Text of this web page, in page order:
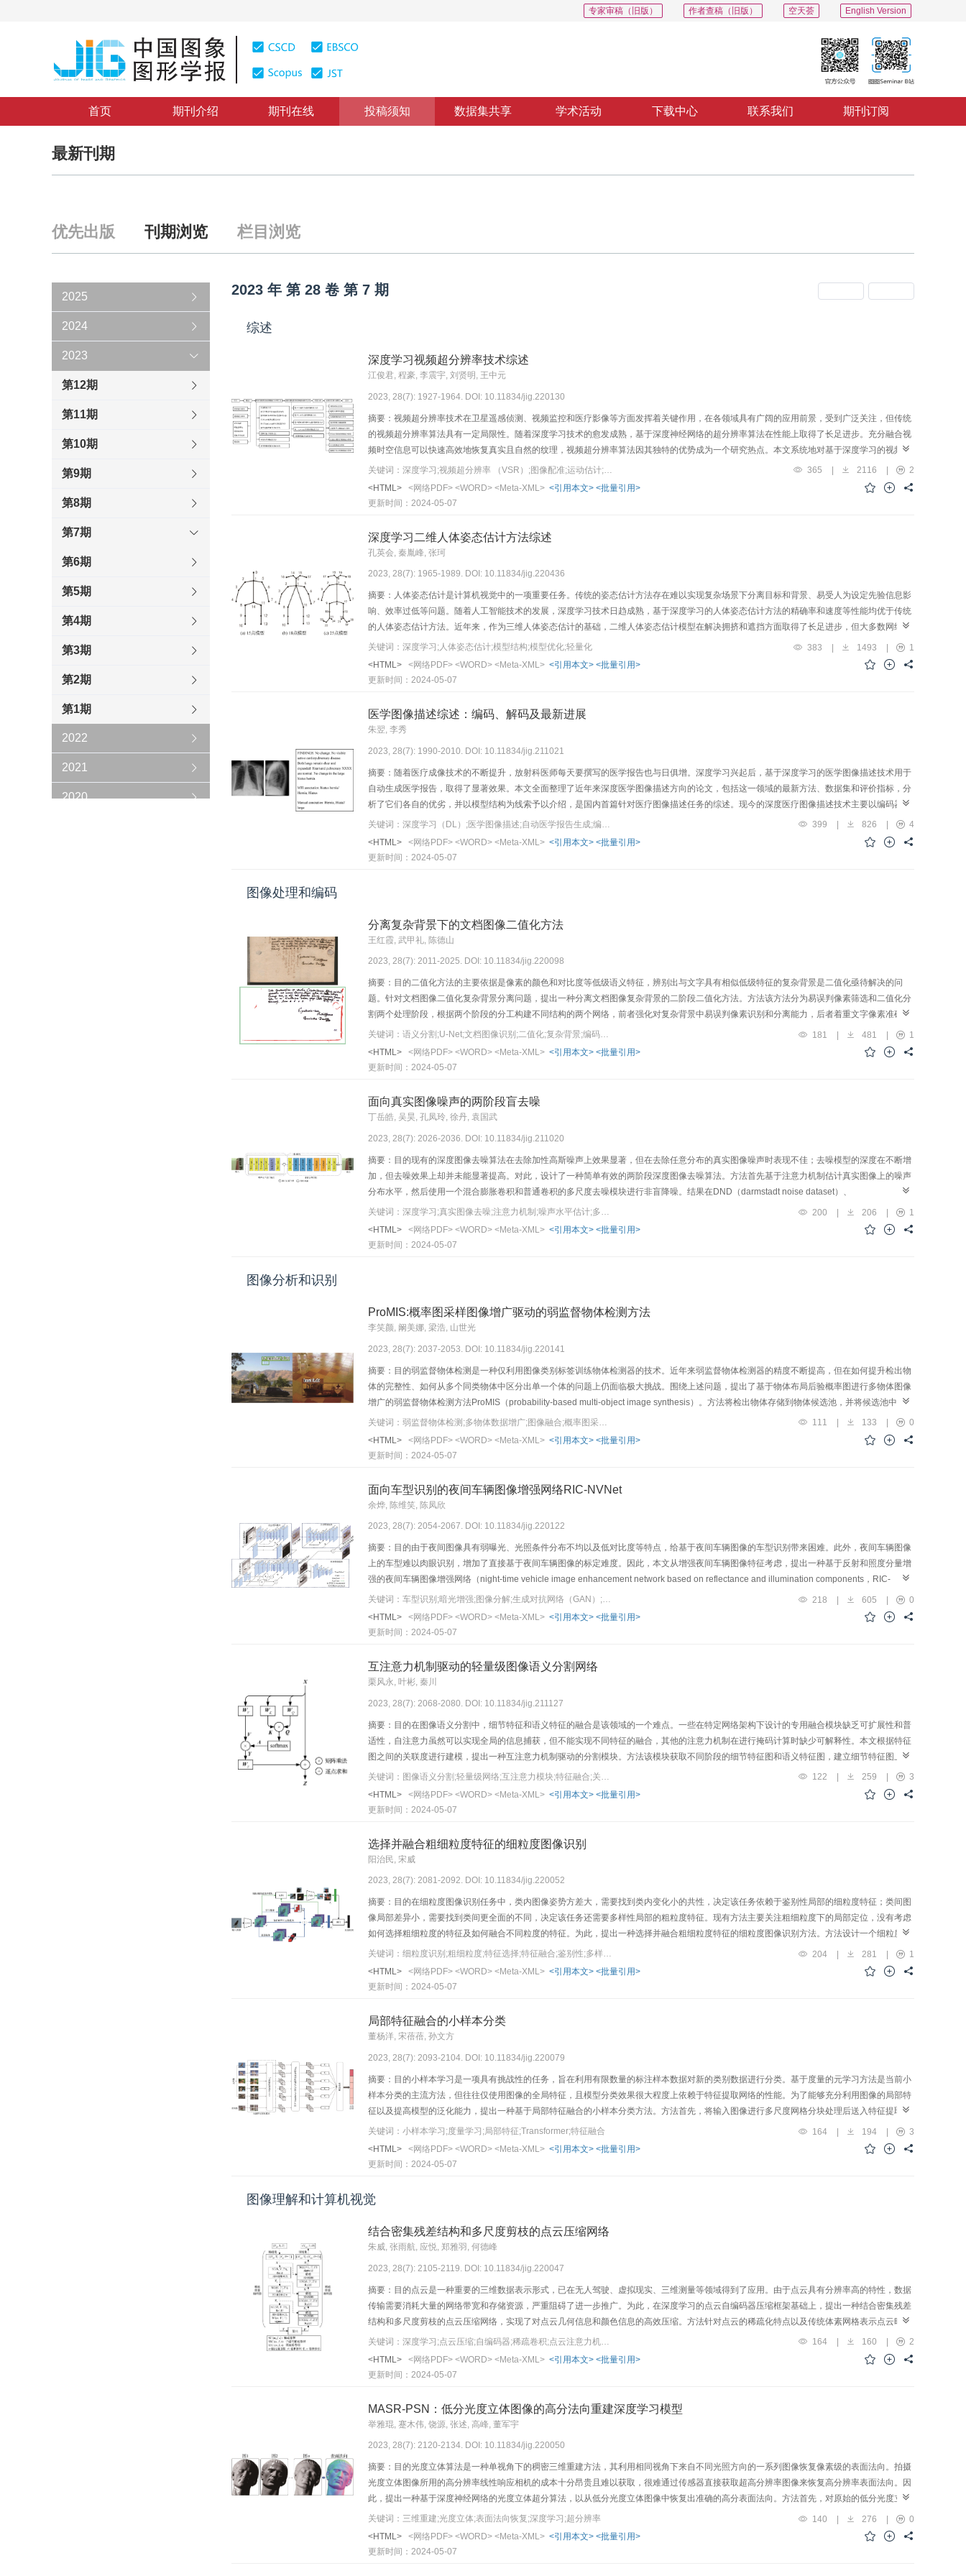
English Version
空天荟
作者查稿（旧版）
专家审稿（旧版）
首页 期刊介绍 期刊在线 投稿须知 数据集共享 学术活动 下载中心 联系我们 期刊订阅
最新刊期
优先出版 刊期浏览 栏目浏览
2025
2024
2023
第12期
第11期
第10期
第9期
第8期
第7期
第6期
第5期
第4期
第3期
第2期
第1期
2022
2021
2020
2023 年 第 28 卷 第 7 期
综述
深度学习视频超分辨率技术综述
江俊君, 程豪, 李震宇, 刘贤明, 王中元
2023, 28(7): 1927-1964. DOI: 10.11834/jig.220130
摘要：视频超分辨率技术在卫星遥感侦测、视频监控和医疗影像等方面发挥着关键作用，在各领域具有广阔的应用前景，受到广泛关注，但传统
的视频超分辨率算法具有一定局限性。随着深度学习技术的愈发成熟，基于深度神经网络的超分辨率算法在性能上取得了长足进步。充分融合视
频时空信息可以快速高效地恢复真实且自然的纹理，视频超分辨率算法因其独特的优势成为一个研究热点。本文系统地对基于深度学习的视频超
分辨率的研究进展进行详细综述，对基于深度学习的视频超分辨率技术的数据集和评价指标进行全面归纳，将现有视频超分辨率方法按研究思路
分成两大类，即基于图像配准的视频超分辨率方法和非图像配准的视频超分辨率方法，并进一步立足于深度卷积神经网络的模型结构、模型优化
历程和运动估计补偿的方法将视频超分辨率网络细分为10个子类，同时利用充足的实验数据对每种方法的核心思想以及网络结构的优缺点进行了
365 2116
2
<HTML>
<网络PDF> <WORD> <Meta-XML> <引用本文> <批量引用>
更新时间：2024-05-07
深度学习二维人体姿态估计方法综述
孔英会, 秦胤峰, 张珂
2023, 28(7): 1965-1989. DOI: 10.11834/jig.220436
摘要：人体姿态估计是计算机视觉中的一项重要任务。传统的姿态估计方法存在难以实现复杂场景下分离目标和背景、易受人为设定先验信息影
响、效率过低等问题。随着人工智能技术的发展，深度学习技术日趋成熟，基于深度学习的人体姿态估计方法的精确率和速度等性能均优于传统
的人体姿态估计方法。近年来，作为三维人体姿态估计的基础，二维人体姿态估计模型在解决拥挤和遮挡方面取得了长足进步，但大多数网络模
型采用的是层数过多的卷积神经网络（convolutional neural network，CNN）模型，对网络速度产生了很大影响。基于部署在边缘侧的实际应用
需求，二维人体姿态估计网络的轻量化成为研究热点，且具有潜在的创新应用价值。根据基于深度学习的二维人体姿态估计模型的发展历程和优
化趋势，可将其分为单人姿态估计、多人姿态估计以及轻量级人体姿态估计3类。本文对各类人体姿态估计采用的不同卷积神经网络模型进行总
DCNN）模型的结构设计越来越多元化，但是各类深度学习网络模型在处理人体姿态估计任务时，仍具有一定的局限性。本文对二维人体姿态估
计模型采用的技术方法及其存在的问题进行深入讨论，并给出了未来可能的研究方向。
关键词：深度学习;人体姿态估计;模型结构;模型优化;轻量化 383 | 1493 |
1
<HTML>
<网络PDF> <WORD> <Meta-XML> <引用本文> <批量引用>
更新时间：2024-05-07
医学图像描述综述：编码、解码及最新进展
朱翌, 李秀
2023, 28(7): 1990-2010. DOI: 10.11834/jig.211021
摘要：随着医疗成像技术的不断提升，放射科医师每天要撰写的医学报告也与日俱增。深度学习兴起后，基于深度学习的医学图像描述技术用于
自动生成医学报告，取得了显著效果。本文全面整理了近年来深度医学图像描述方向的论文，包括这一领域的最新方法、数据集和评价指标，分
析了它们各自的优劣，并以模型结构为线索予以介绍，是国内首篇针对医疗图像描述任务的综述。现今的深度医疗图像描述技术主要以编码器—
解码器结构为基础进行拓展，包括但不局限于加入检索方法、模板匹配方法、注意力机制、强化学习和知识图谱等方法。检索和模板匹配方法虽
然简单，但由于医学报告的特殊性仍在本任务上有不错的效果；注意力机制使模型产生报告时能关注图像和文本的某一部分，已经被几乎所有主
流模型所采用；强化学习方法突破了医疗图像描述任务中梯度下降训练法与离散的语言生成评价指标不匹配的瓶颈；知识图谱方法则融合了人类
关键词：深度学习（DL）;医学图像描述;自动医学报告生成;编码器—解码器;图像字幕 399 826
4
<HTML>
<网络PDF> <WORD> <Meta-XML> <引用本文> <批量引用>
更新时间：2024-05-07
图像处理和编码
分离复杂背景下的文档图像二值化方法
王红霞, 武甲礼, 陈德山
2023, 28(7): 2011-2025. DOI: 10.11834/jig.220098
摘要：目的二值化方法的主要依据是像素的颜色和对比度等低级语义特征，辨别出与文字具有相似低级特征的复杂背景是二值化亟待解决的问
题。针对文档图像二值化复杂背景分离问题，提出一种分离文档图像复杂背景的二阶段二值化方法。方法该方法分为易误判像素筛选和二值化分
割两个处理阶段，根据两个阶段的分工构建不同结构的两个网络，前者强化对复杂背景中易误判像素识别和分离能力，后者着重文字像素准确预
测，以此提升整个二值化方法在复杂背景图像上的处理效果；两个网络各司其职，可在压缩参数量的前提下出色完成各自任务，进一步提高网络
效率。同时，为了增强文字目标细节处理能力，提出一种非对称编码—解码结构，给出两种组合方式。结果实验在文本图像二值化比赛
（competition on document image binarization，DIBCO）的DIBCO2016、DIBCO2017以及DIBCO2018数据集上与其他方法进行比较，本文
DIBCO2016中FM分别为93.46%和92.13%，综合效果在所有方法中最好。实验结果表明，非对称编码—解码结构二值化分割的各项指标均有不
同程度的提升。结论提出的二阶段方法能够有效区分复杂背景，进一步提升二值化效果，并在DIBCO数据集上取得了优异成绩。开源代码网址为
关键词：语义分割;U-Net;文档图像识别;二值化;复杂背景;编码—解码结构;多阶段分割 181 481
1
<HTML>
<网络PDF> <WORD> <Meta-XML> <引用本文> <批量引用>
更新时间：2024-05-07
面向真实图像噪声的两阶段盲去噪
丁岳皓, 吴昊, 孔凤玲, 徐丹, 袁国武
2023, 28(7): 2026-2036. DOI: 10.11834/jig.211020
摘要：目的现有的深度图像去噪算法在去除加性高斯噪声上效果显著，但在去除任意分布的真实图像噪声时表现不佳；去噪模型的深度在不断增
加，但去噪效果上却并未能显著提高。对此，设计了一种简单有效的两阶段深度图像去噪算法。方法首先基于注意力机制估计真实图像上的噪声
分布水平，然后使用一个混合膨胀卷积和普通卷积的多尺度去噪模块进行非盲降噪。结果在DND（darmstadt noise dataset）、
SIDD（smartphone image denoising dataset）、Nam和PolyU（the Hong Kong Polytechnic University）等4个图像去噪领域常用数据集上进
行去噪实验，选择峰值信噪比（peak signal-to-noise ratio，PSNR）和结构相似性（structual similarity，SSIM）作为去噪效果的评价指标，得
到的平均PSNR值分别为39.23 dB，38.54 dB，40.45 dB，37.34 dB，并与几种传统去噪方法和基于深度学习的去噪方法进行比较。实验结果表
关键词：深度学习;真实图像去噪;注意力机制;噪声水平估计;多尺度模块 200 | 206 |
1
<HTML>
<网络PDF> <WORD> <Meta-XML> <引用本文> <批量引用>
更新时间：2024-05-07
图像分析和识别
ProMIS:概率图采样图像增广驱动的弱监督物体检测方法
李笑颜, 阚美娜, 梁浩, 山世光
2023, 28(7): 2037-2053. DOI: 10.11834/jig.220141
摘要：目的弱监督物体检测是一种仅利用图像类别标签训练物体检测器的技术。近年来弱监督物体检测器的精度不断提高，但在如何提升检出物
体的完整性、如何从多个同类物体中区分出单一个体的问题上仍面临极大挑战。围绕上述问题，提出了基于物体布局后验概率图进行多物体图像
增广的弱监督物体检测方法ProMIS（probability-based multi-object image synthesis）。方法将检出物体存储到物体候选池，并将候选池中的物
体插入到输入图像中，构造带有伪边界框标注的增广图像，进而利用增广后的图像训练弱监督物体检测器。该方法包含图像增广与弱监督物体检
测两个相互作用的模块。图像增广模块将候选池中的物体插入一幅输入图像，该过程通过后验概率的估计与采样对插入物体的类别、位置和尺度
进行约束，以保证增广图像的合理性；弱监督物体检测模块利用增广后的多物体图像、对应的类别标签、物体伪边界框标签训练物体检测器，并
时，本文方法仅使用基于增广边界框的检测分支产生检测结果。本文提出的增广策略和检测器的分支结构在不同弱监督物体检测器上均适用。结
果在Pascal VOC（pattern analysis， statistical modeling and computational learning visual object classes）2007和Pascal VOC 2012数据集
上，将该方法嵌入到多种现有的弱监督物体检测器中，平均精度均值（mean average precision，mAP）平均获得了2.9%和4.2%的提升。结论
本文证明了采用弱监督物体检测伪边界框标签生成的增广图像包含丰富信息，能够辅助弱监督检测器学习物体部件、整体以及多物体簇之间的区
别。
111 133
0
<HTML>
<网络PDF> <WORD> <Meta-XML> <引用本文> <批量引用>
更新时间：2024-05-07
面向车型识别的夜间车辆图像增强网络RIC-NVNet
余烨, 陈维笑, 陈凤欣
2023, 28(7): 2054-2067. DOI: 10.11834/jig.220122
摘要：目的由于夜间图像具有弱曝光、光照条件分布不均以及低对比度等特点，给基于夜间车辆图像的车型识别带来困难。此外，夜间车辆图像
上的车型难以肉眼识别，增加了直接基于夜间车辆图像的标定难度。因此，本文从增强夜间车辆图像特征考虑，提出一种基于反射和照度分量增
强的夜间车辆图像增强网络（night-time vehicle image enhancement network based on reflectance and illumination components，RIC-
NVNet），以增强具有区分性的特性，提高车型识别正确率。方法RIC-NVNet网络结构由3个模块组成，分别为信息提取模块、反射增强模块和
照度增强模块。在信息提取模块中，提出将原始车辆图像与其灰度处理图相结合作为网络输入，同时改进了照度分量的约束损失，提升了信息提
取网络的分量提取效果；在反射分量增强网络中，提出将颜色恢复损失和结构一致性损失相结合，以增强反射增强网络的颜色复原能力和降噪能
增强。结果在模拟夜间车辆图像数据集和真实夜间车辆图像数据集上开展实验，从主观评价来看，该网络能够提升图像整体的对比度，同时完成
强曝光区域和弱曝光区域的差异性增强。从客观评价分析，经过本文方法增强后，夜间车型的识别率提升了2%，峰值信噪比（peak signal to
车辆图像上的有效性，经过本文方法的增强，能够有效提升夜间车型的识别率，满足智能交通系统的需求。
关键词：车型识别;暗光增强;图像分解;生成对抗网络（GAN）;Retinex模型 218 | 605 |
0
<HTML>
<网络PDF> <WORD> <Meta-XML> <引用本文> <批量引用>
更新时间：2024-05-07
互注意力机制驱动的轻量级图像语义分割网络
栗风永, 叶彬, 秦川
2023, 28(7): 2068-2080. DOI: 10.11834/jig.211127
摘要：目的在图像语义分割中，细节特征和语义特征的融合是该领域的一个难点。一些在特定网络架构下设计的专用融合模块缺乏可扩展性和普
适性，自注意力虽然可以实现全局的信息捕获，但不能实现不同特征的融合，其他的注意力机制在进行掩码计算时缺少可解释性。本文根据特征
图之间的关联度进行建模，提出一种互注意力机制驱动的分割模块。方法该模块获取不同阶段的细节特征图和语义特征图，建立细节特征图上任
一点和语义特征图之间的关联模型，并在关联模型的指导下对语义特征图上的特征进行聚合，作为细节特征图上该特征点的补充，从而将语义特
征图上的信息融合到细节特征图上，并进一步采用相同的操作将细节特征图上的信息融合到语义特征图上，实现来自不同阶段特征图的相互融
合。结果选取5个语义分割模型进行实验，实验结果表明，在使用替换方式对BiSeNet V2（bilateral segmentation network）进行修改之后，浮
改后，所有网络的平均交并比全部得到了不同程度的提高。结论本文提出的互注意力模块可普遍提升模型的语义分割准确度，实现不同网络模型
的即插即用，具有较高的普适性。
关键词：图像语义分割;轻量级网络;互注意力模块;特征融合;关联模型 122 259
3
<HTML>
<网络PDF> <WORD> <Meta-XML> <引用本文> <批量引用>
更新时间：2024-05-07
选择并融合粗细粒度特征的细粒度图像识别
阳治民, 宋威
2023, 28(7): 2081-2092. DOI: 10.11834/jig.220052
摘要：目的在细粒度图像识别任务中，类内图像姿势方差大，需要找到类内变化小的共性，决定该任务依赖于鉴别性局部的细粒度特征；类间图
像局部差异小，需要找到类间更全面的不同，决定该任务还需要多样性局部的粗粒度特征。现有方法主要关注粗细粒度下的局部定位，没有考虑
如何选择粗细粒度的特征及如何融合不同粒度的特征。为此，提出一种选择并融合粗细粒度特征的细粒度图像识别方法。方法设计一个细粒度特
征选择模块，通过空间选择和通道选择来突出局部的细粒度鉴别性特征；构建一个粗粒度特征选择模块，基于细粒度模块选择后的局部，挖掘各
局部间的语义和位置关系，从而获得为细粒度局部提供补充信息的粗粒度多样性特征；融合这两个模块中提取到的细粒度特征和粗粒度特征，形
成互补的粗细粒度表示，以提高细粒度图像识别方法的准确性。结果在CUB-200-2011（caltech-UCSD birds-200-2011）、Stanford Cars和
90.3%、95.6%和94.8%，明显优于目前主流的细粒度图像识别方法，相较于对比方法中的最好结果，准确率相对提升0.7%、0.5%和1.4%。结
论提出的方法能够提取粗粒度和细粒度两种类型的视觉特征，同时保证特征的鉴别性和多样性，使细粒度图像识别的结果更加精准。
关键词：细粒度识别;粗细粒度;特征选择;特征融合;鉴别性;多样性 204 281
1
<HTML>
<网络PDF> <WORD> <Meta-XML> <引用本文> <批量引用>
更新时间：2024-05-07
局部特征融合的小样本分类
董杨洋, 宋蓓蓓, 孙文方
2023, 28(7): 2093-2104. DOI: 10.11834/jig.220079
摘要：目的小样本学习是一项具有挑战性的任务，旨在利用有限数量的标注样本数据对新的类别数据进行分类。基于度量的元学习方法是当前小
样本分类的主流方法，但往往仅使用图像的全局特征，且模型分类效果很大程度上依赖于特征提取网络的性能。为了能够充分利用图像的局部特
征以及提高模型的泛化能力，提出一种基于局部特征融合的小样本分类方法。方法首先，将输入图像进行多尺度网格分块处理后送入特征提取网
络以获得局部特征；其次，设计了一个基于Transformer架构的局部特征融合模块来得到包含全局信息的局部增强特征，以提高模型的泛化能
力；最后，以欧几里得距离为度量，计算查询集样本特征向量与支持集类原型之间的距离，实现分类。结果在小样本分类中常用的3个数据集上
与当前先进的方法进行比较，在5-way 1-shot和5-way 5-shot的设置下相对次优结果，所提方法在MiniImageNet数据集上的分类精度分别提高了
提取能力和泛化能力，使小样本分类结果更为准确。
关键词：小样本学习;度量学习;局部特征;Transformer;特征融合 164 | 194 |
3
<HTML>
<网络PDF> <WORD> <Meta-XML> <引用本文> <批量引用>
更新时间：2024-05-07
图像理解和计算机视觉
结合密集残差结构和多尺度剪枝的点云压缩网络
朱威, 张雨航, 应悦, 郑雅羽, 何德峰
2023, 28(7): 2105-2119. DOI: 10.11834/jig.220047
摘要：目的点云是一种重要的三维数据表示形式，已在无人驾驶、虚拟现实、三维测量等领域得到了应用。由于点云具有分辨率高的特性，数据
传输需要消耗大量的网络带宽和存储资源，严重阻碍了进一步推广。为此，在深度学习的点云自编码器压缩框架基础上，提出一种结合密集残差
结构和多尺度剪枝的点云压缩网络，实现了对点云几何信息和颜色信息的高效压缩。方法针对点云的稀疏化特点以及传统体素网格表示点云时分
辨率不足的问题，采用稀疏张量作为点云的表示方法，并使用稀疏卷积和子流形卷积取代常规卷积提取点云特征；为了捕获压缩过程中高维信息
的依赖性，将密集残差结构和通道注意力机制引入到点云特征提取模块；为了补偿采样过程的特征损失以及减少模型训练的动态内存占用，自编
码器采用多尺度渐进式结构，并在其解码器不同尺度的上采样层之后加入剪枝层。为了扩展本文网络的适用范围，设计了基于几何信息的点云颜
picture experts group）提出的点云压缩标准V-PCC（video-based point cloud compression），BD-Rate（bjontegaard delta rate）分别增加
了41%、54%和33%。本文网络的编码运行时间与G-PCC（geometry-based point cloud compression）相当，仅为V-PCC的2.8%。针对颜色
信息压缩，本文网络在低比特率下的YUV-PSNR（YUV peak signal to noise ratio）性能优于G-PCC中基于八叉树的颜色压缩方法。结论本文网
络在几何压缩和颜色压缩上优于主流的点云压缩方法，能在速率较小的情况下保留更多原始点云信息。
164 160
2
<HTML>
<网络PDF> <WORD> <Meta-XML> <引用本文> <批量引用>
更新时间：2024-05-07
MASR-PSN：低分光度立体图像的高分法向重建深度学习模型
举雅琨, 蹇木伟, 饶源, 张述, 高峰, 董军宇
2023, 28(7): 2120-2134. DOI: 10.11834/jig.220050
摘要：目的光度立体算法是一种单视角下的稠密三维重建方法，其利用相同视角下来自不同光照方向的一系列图像恢复像素级的表面法向。拍摄
光度立体图像所用的高分辨率线性响应相机的成本十分昂贵且难以获取，很难通过传感器直接获取超高分辨率图像来恢复高分辨率表面法向。因
此，提出一种基于深度神经网络的光度立体超分算法，以从低分光度立体图像中恢复出准确的高分表面法向。方法首先，对原始的低分光度立体
图像进行归一化预处理操作，以消除剧烈变化的表面反射率影响，并消减过饱和镜面反射的影响。随后，提出多层聚合超分光度立体网络
（multi-level aggregation super resolution photometric stereo network，MASR-PSN）。MASR-PSN包含一个新颖的深浅层融合的最大池化聚
合框架、权值共享的特征回归器、并行设计的不同尺寸卷积核的并行回归器结构，能够在保留多尺度信息的同时，增强特征表示，防止模式坍塌
关键词：三维重建;光度立体;表面法向恢复;深度学习;超分辨率 140 | 276 |
0
<HTML>
<网络PDF> <WORD> <Meta-XML> <引用本文> <批量引用>
更新时间：2024-05-07